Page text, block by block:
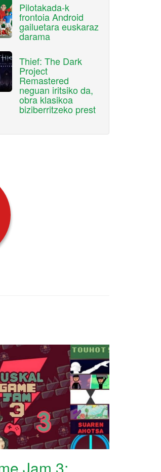
Pilotakada-k
frontoia Android
gailuetara euskaraz
darama
Thief: The Dark
Project
Remastered
neguan iritsiko da,
obra klasikoa
biziberritzeko prest
Jam 3: